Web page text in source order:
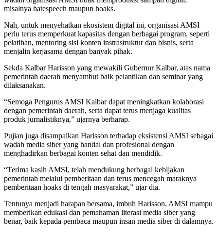
misalnya hatespeech maupun hoaks.
Nah, untuk menyehatkan ekosistem digital ini, organisasi AMSI
perlu terus memperkuat kapasitas dengan berbagai program, seperti
pelatihan, mentoring sisi konten instrastruktur dan bisnis, serta
menjalin kerjasama dengan banyak pihak.
Sekda Kalbar Harisson yang mewakili Gubernur Kalbar, atas nama
pemerintah daerah menyambut baik pelantikan dan seminar yang
dilaksanakan.
“Semoga Pengurus AMSI Kalbar dapat meningkatkan kolaborasi
dengan pemerintah daerah, serta dapat terus menjaga kualitas
produk jurnalistiknya,” ujarnya berharap.
Pujian juga disampaikan Harisson terhadap eksistensi AMSI sebagai
wadah media siber yang handal dan profesional dengan
menghadirkan berbagai konten sehat dan mendidik.
“Terima kasih AMSI, telah mendukung berbagai kebijakan
pemerintah melalui pemberitaan dan terus mencegah maraknya
pemberitaan hoaks di tengah masyarakat,” ujar dia.
Tentunya menjadi harapan bersama, imbuh Harisson, AMSI mampu
memberikan edukasi dan pemahaman literasi media siber yang
benar, baik kepada pembaca maupun insan media siber di dalamnya.